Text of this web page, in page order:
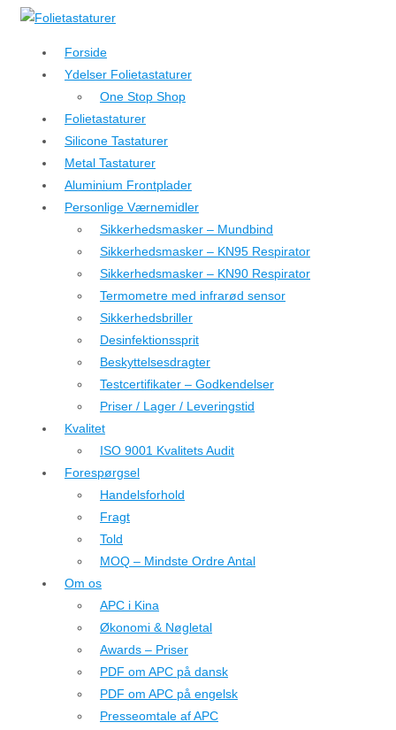
↓
hovedindhold
Forside
Ydelser Folietastaturer
One Stop Shop
Folietastaturer
Silicone Tastaturer
Metal Tastaturer
Aluminium Frontplader
Personlige Værnemidler
Sikkerhedsmasker – Mundbind
Sikkerhedsmasker – KN95 Respirator
Sikkerhedsmasker – KN90 Respirator
Termometre med infrarød sensor
Sikkerhedsbriller
Desinfektionssprit
Beskyttelsesdragter
Testcertifikater – Godkendelser
Priser / Lager / Leveringstid
Kvalitet
ISO 9001 Kvalitets Audit
Forespørgsel
Handelsforhold
Fragt
Told
MOQ – Mindste Ordre Antal
Om os
APC i Kina
Økonomi & Nøgletal
Awards – Priser
PDF om APC på dansk
PDF om APC på engelsk
Presseomtale af APC